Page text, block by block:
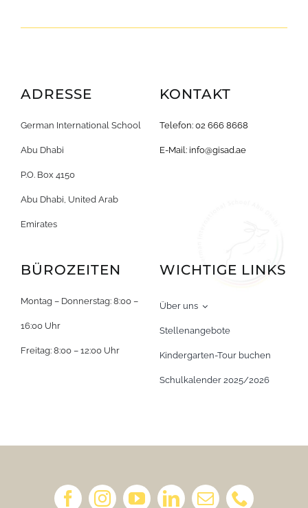
ADRESSE
German International School
Abu Dhabi
P.O. Box 4150
Abu Dhabi, United Arab
Emirates
KONTAKT
Telefon: 02 666 8668
E-Mail: info@gisad.ae
BÜROZEITEN
Montag – Donnerstag: 8:00 –
16:00 Uhr
Freitag: 8:00 – 12:00 Uhr
WICHTIGE LINKS
Über uns
Stellenangebote
Kindergarten-Tour buchen
Schulkalender 2025/2026